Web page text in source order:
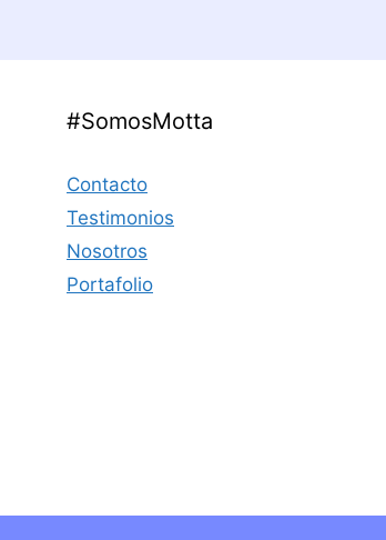
#SomosMotta
Contacto
Testimonios
Nosotros
Portafolio